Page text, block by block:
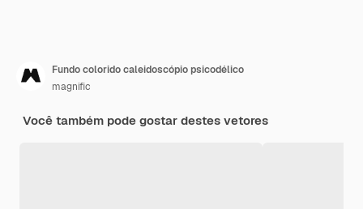
Fundo colorido caleidoscópio psicodélico
magnific
Você também pode gostar destes vetores